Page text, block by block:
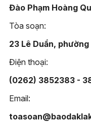
Đào Phạm Hoàng
Tòa soạn:
23 Lê Duẩn,
Điện thoại:
(0262) 3852383 -
Email: